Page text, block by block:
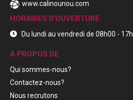
www.calinounou.com
HORAIRES D'OUVERTURE
Du lundi au vendredi de 08h00 - 17h
A PROPOS DE
Qui sommes-nous?
Contactez-nous?
Nous recrutons